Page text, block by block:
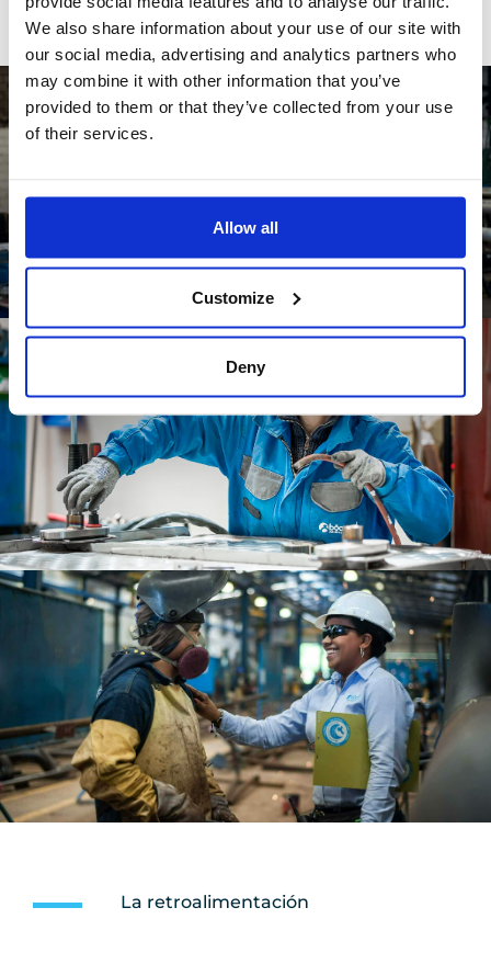
We also share information about your use of our site with
our social media, advertising and analytics partners who
may combine it with other information that you’ve
provided to them or that they’ve collected from your use
of their services.
Allow all
Customize
Deny
La retroalimentación